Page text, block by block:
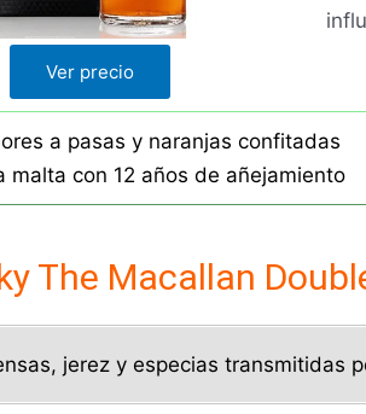
5
Ver precio
a pasas y naranjas confitadas
malta con 12 años de añejamiento
The Macallan
jerez y especias transmitidas